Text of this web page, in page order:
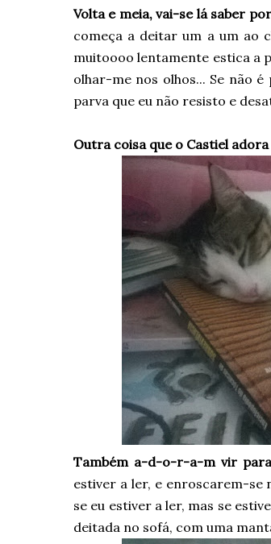
Volta e meia, vai-se lá saber
começa a deitar um a um ao
muitoooo lentamente estica a
olhar-me nos olhos... Se não
parva que eu não resisto e
Outra coisa que o Castiel
Também a-d-o-r-a-m vir
estiver a ler, e enroscarem-se
se eu estiver a ler, mas se
deitada no sofá, com uma